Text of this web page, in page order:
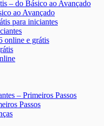
ao Avançado
Passos